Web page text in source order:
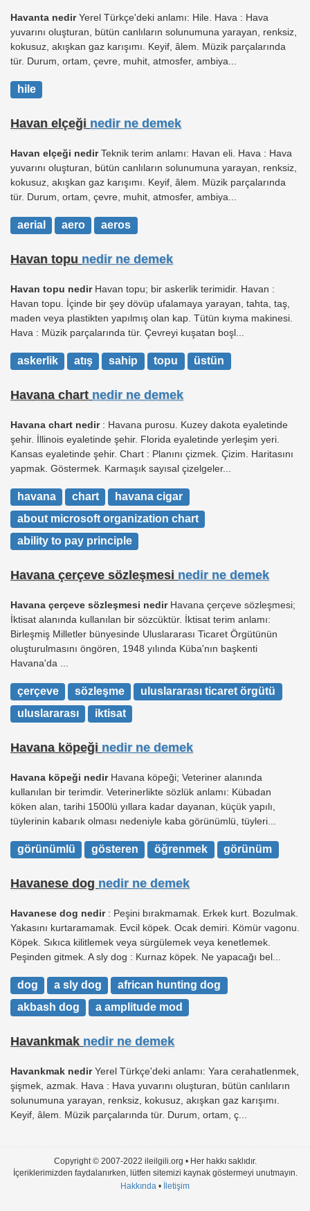
Havanta nedirYerel Türkçe'deki anlamı: Hile. Hava : Hava
yuvarını oluşturan, bütün canlıların solunumuna yarayan, renksiz,
kokusuz, akışkan gaz karışımı. Keyif, âlem. Müzik parçalarında
tür. Durum, ortam, çevre, muhit, atmosfer, ambiya...
hile
Havan elçeği nedir ne demek
Havan elçeği nedirTeknik terim anlamı: Havan eli. Hava : Hava
yuvarını oluşturan, bütün canlıların solunumuna yarayan, renksiz,
kokusuz, akışkan gaz karışımı. Keyif, âlem. Müzik parçalarında
tür. Durum, ortam, çevre, muhit, atmosfer, ambiya...
aerial aero aeros
Havan topu nedir ne demek
Havan topu nedirHavan topu; bir askerlik terimidir. Havan :
Havan topu. İçinde bir şey dövüp ufalamaya yarayan, tahta, taş,
maden veya plastikten yapılmış olan kap. Tütün kıyma makinesi.
Hava : Müzik parçalarında tür. Çevreyi kuşatan boşl...
askerlik atış sahip topu üstün
Havana chart nedir ne demek
Havana chart nedir: Havana purosu. Kuzey dakota eyaletinde
şehir. İllinois eyaletinde şehir. Florida eyaletinde yerleşim yeri.
Kansas eyaletinde şehir. Chart : Planını çizmek. Çizim. Haritasını
yapmak. Göstermek. Karmaşık sayısal çizelgeler...
havana chart
havana cigar
about microsoft organization chart
ability to pay principle
Havana çerçeve sözleşmesi nedir ne demek
Havana çerçeve sözleşmesi nedirHavana çerçeve sözleşmesi;
İktisat alanında kullanılan bir sözcüktür. İktisat terim anlamı:
Birleşmiş Milletler bünyesinde Uluslararası Ticaret Örgütünün
oluşturulmasını öngören, 1948 yılında Küba'nın başkenti
Havana'da ...
çerçeve sözleşme
uluslararası ticaret örgütü
uluslararası
iktisat
Havana köpeği nedir ne demek
Havana köpeği nedirHavana köpeği; Veteriner alanında
kullanılan bir terimdir. Veterinerlikte sözlük anlamı: Kübadan
köken alan, tarihi 1500lü yıllara kadar dayanan, küçük yapılı,
tüylerinin kabarık olması nedeniyle kaba görünümlü, tüyleri...
görünümlü gösteren öğrenmek görünüm
Havanese dog nedir ne demek
Havanese dog nedir: Peşini bırakmamak. Erkek kurt. Bozulmak.
Yakasını kurtaramamak. Evcil köpek. Ocak demiri. Kömür vagonu.
Köpek. Sıkıca kilitlemek veya sürgülemek veya kenetlemek.
Peşinden gitmek. A sly dog : Kurnaz köpek. Ne yapacağı bel...
dog a sly dog
african hunting dog
akbash dog
a amplitude mod
Havankmak nedir ne demek
Havankmak nedirYerel Türkçe'deki anlamı: Yara cerahatlenmek,
şişmek, azmak. Hava : Hava yuvarını oluşturan, bütün canlıların
solunumuna yarayan, renksiz, kokusuz, akışkan gaz karışımı.
Keyif, âlem. Müzik parçalarında tür. Durum, ortam, ç...
Copyright © 2007-2022 ileilgili.org • Her hakkı saklıdır.
İçeriklerimizden faydalanırken, lütfen sitemizi kaynak göstermeyi unutmayın.
Hakkında • İletişim